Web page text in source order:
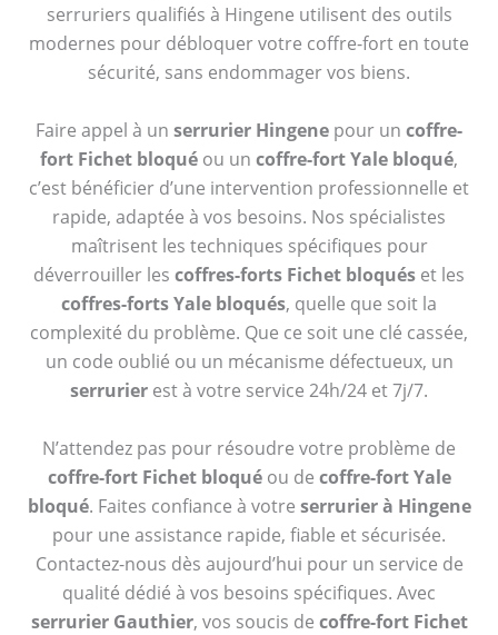
serruriers qualifiés à Hingene utilisent des outils
modernes pour débloquer votre coffre-fort en toute
sécurité, sans endommager vos biens.
Faire appel à un serrurier Hingene pour un coffre-
fort Fichet bloqué ou un coffre-fort Yale bloqué,
c’est bénéficier d’une intervention professionnelle et
rapide, adaptée à vos besoins. Nos spécialistes
maîtrisent les techniques spécifiques pour
déverrouiller les coffres-forts Fichet bloqués et les
coffres-forts Yale bloqués, quelle que soit la
complexité du problème. Que ce soit une clé cassée,
un code oublié ou un mécanisme défectueux, un
serrurier est à votre service 24h/24 et 7j/7.
N’attendez pas pour résoudre votre problème de
coffre-fort Fichet bloquéou de coffre-fort Yale
bloqué. Faites confiance à votre serrurier à Hingene
pour une assistance rapide, fiable et sécurisée.
Contactez-nous dès aujourd’hui pour un service de
qualité dédié à vos besoins spécifiques. Avec
serrurier Gauthier, vos soucis de coffre-fort Fichet